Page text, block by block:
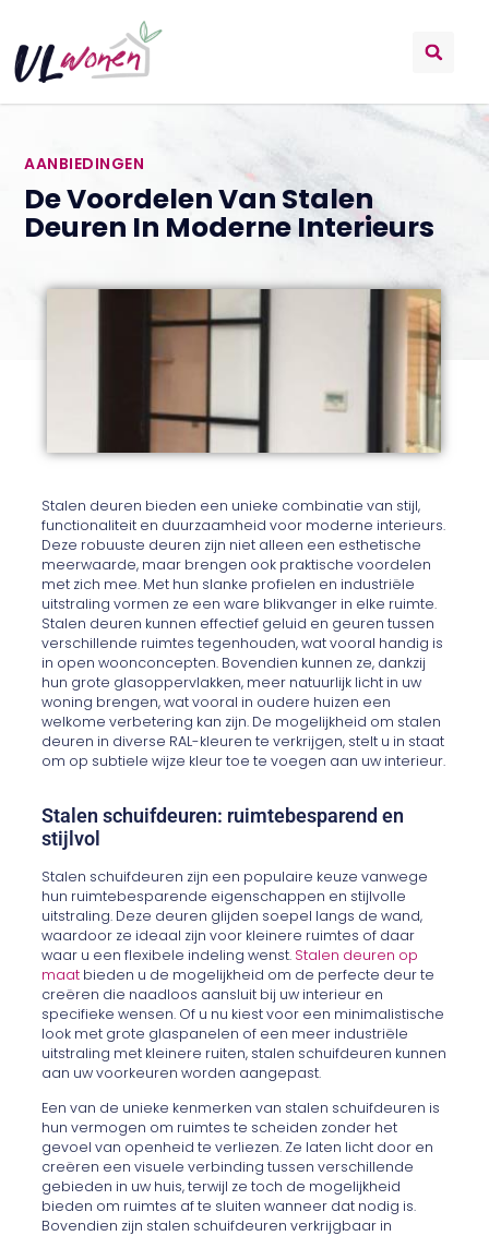
AANBIEDINGEN
De Voordelen Van Stalen
Deuren In Moderne Interieurs
Stalen deuren bieden een unieke combinatie van stijl,
functionaliteit en duurzaamheid voor moderne interieurs.
Deze robuuste deuren zijn niet alleen een esthetische
meerwaarde, maar brengen ook praktische voordelen
met zich mee. Met hun slanke profielen en industriële
uitstraling vormen ze een ware blikvanger in elke ruimte.
Stalen deuren kunnen effectief geluid en geuren tussen
verschillende ruimtes tegenhouden, wat vooral handig is
in open woonconcepten. Bovendien kunnen ze, dankzij
hun grote glasoppervlakken, meer natuurlijk licht in uw
woning brengen, wat vooral in oudere huizen een
welkome verbetering kan zijn. De mogelijkheid om stalen
deuren in diverse RAL-kleuren te verkrijgen, stelt u in staat
om op subtiele wijze kleur toe te voegen aan uw interieur.
Stalen schuifdeuren: ruimtebesparend en
stijlvol
Stalen schuifdeuren zijn een populaire keuze vanwege
hun ruimtebesparende eigenschappen en stijlvolle
uitstraling. Deze deuren glijden soepel langs de wand,
waardoor ze ideaal zijn voor kleinere ruimtes of daar
waar u een flexibele indeling wenst. Stalen deuren op
maat bieden u de mogelijkheid om de perfecte deur te
creëren die naadloos aansluit bij uw interieur en
specifieke wensen. Of u nu kiest voor een minimalistische
look met grote glaspanelen of een meer industriële
uitstraling met kleinere ruiten, stalen schuifdeuren kunnen
aan uw voorkeuren worden aangepast.
Een van de unieke kenmerken van stalen schuifdeuren is
hun vermogen om ruimtes te scheiden zonder het
gevoel van openheid te verliezen. Ze laten licht door en
creëren een visuele verbinding tussen verschillende
gebieden in uw huis, terwijl ze toch de mogelijkheid
bieden om ruimtes af te sluiten wanneer dat nodig is.
Bovendien zijn stalen schuifdeuren verkrijgbaar in